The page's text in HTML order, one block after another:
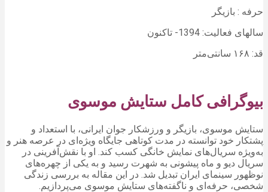
حرفه : بازیگر
سالهای فعالیت: 1394- تاکنون
قد: ۱۶۸ سانتی‌متر
بیوگرافی کامل ستایش موسوی
ستایش موسوی، بازیگر و ورزشکار جوان ایرانی، با استعداد و
پشتکار خود توانسته در مدت کوتاهی جایگاه ویژه‌ای در عرصه هنر و
به‌ویژه سریال‌های نمایش خانگی کسب کند. او با نقش‌آفرینی در
سریال دیو و ماه پیشونی به شهرت رسید و به یکی از چهره‌های
نوظهور سینمای ایران تبدیل شد. در این مقاله به بررسی زندگی
شخصی، حرفه‌ای و ناگفته‌های ستایش موسوی می‌پردازیم.